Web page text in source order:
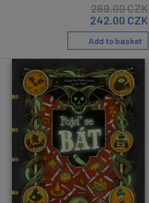
269.00CZK
242.00 CZK
Add to basket